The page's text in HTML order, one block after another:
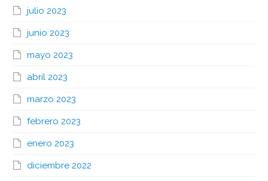
julio 2023
junio 2023
mayo 2023
abril 2023
marzo 2023
febrero 2023
enero 2023
diciembre 2022